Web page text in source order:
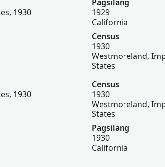
1930
Pagsilang
1929
California
Census
1930
Westmoreland,
States
1930
Census
1930
Westmoreland,
States
Pagsilang
1930
California